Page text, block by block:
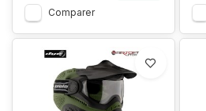
Comparer